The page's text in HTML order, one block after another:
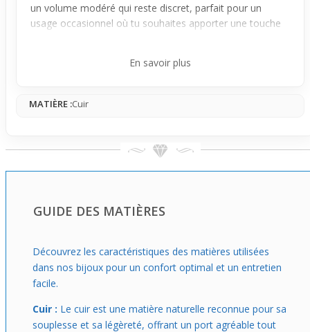
un volume modéré qui reste discret, parfait pour un
usage occasionnel où tu souhaites apporter une touche
Le design mise sur la praticité : la finition noire et le tressé
reste stable tout au long de la journée. Les ajustements
À porter avec un jeans, un t-shirt ou une chemise
décontractée, ce bracelet devient ton allié naturel pour
tes accessoires. Il correspond à toute personne
cherchant un bracelet facile à vivre qui ne demande pas
gestes au quotidien sans effort.
En savoir plus
MATIÈRE :Cuir
GUIDE DES MATIÈRES
Découvrez les caractéristiques des matières utilisées
dans nos bijoux pour un confort optimal et un entretien
facile.
Cuir : Le cuir est une matière naturelle reconnue pour sa
souplesse et sa légèreté, offrant un port agréable tout